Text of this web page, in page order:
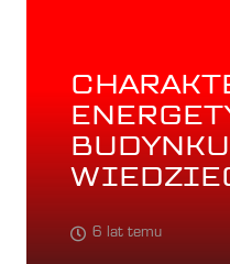
6 lat temu